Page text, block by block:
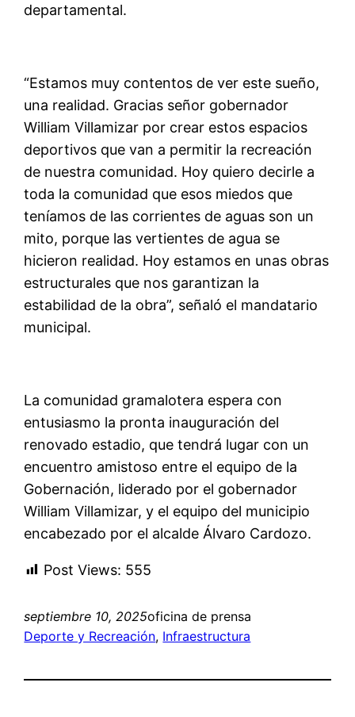
departamental.
“Estamos muy contentos de ver este sueño,
una realidad. Gracias señor gobernador
William Villamizar por crear estos espacios
deportivos que van a permitir la recreación
de nuestra comunidad. Hoy quiero decirle a
toda la comunidad que esos miedos que
teníamos de las corrientes de aguas son un
mito, porque las vertientes de agua se
hicieron realidad. Hoy estamos en unas obras
estructurales que nos garantizan la
estabilidad de la obra”, señaló el mandatario
municipal.
La comunidad gramalotera espera con
entusiasmo la pronta inauguración del
renovado estadio, que tendrá lugar con un
encuentro amistoso entre el equipo de la
Gobernación, liderado por el gobernador
William Villamizar, y el equipo del municipio
encabezado por el alcalde Álvaro Cardozo.
Post Views: 555
septiembre 10, 2025oficina de prensa
Deporte y Recreación, Infraestructura